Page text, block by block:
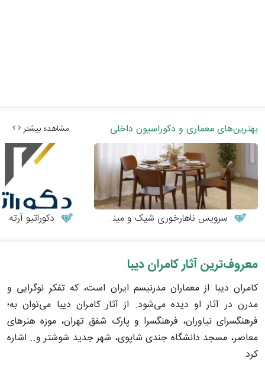
بهترین‌های معماری و دکوراسیون داخلی مشاهده بیشتر
سرویس ناهارخوری شیک و مینیمال دکوراتیو آرته
معروف‌ترین آثار کامران دیبا
کامران دیبا از معماران مدرنیسم ایران است، که تفکر نوگرایی و
مدرن در آثار او دیده می‌شود. از آثار کامران دیبا می‌توان به؛
فرهنگسرای نیاوران، فرهنگسرا و پارک شفق تهران، موزه هنرهای
معاصر، مسجد دانشگاه جندی شاپوی، شهر جدید شوشتر و.. اشاره
کرد.